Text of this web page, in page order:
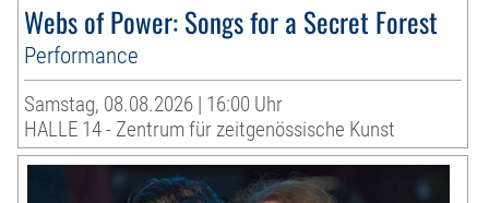
Webs of Power: Songs for a Secret Forest
Performance
Samstag, 08.08.2026 | 16:00 Uhr
HALLE 14 - Zentrum für zeitgenössische Kunst